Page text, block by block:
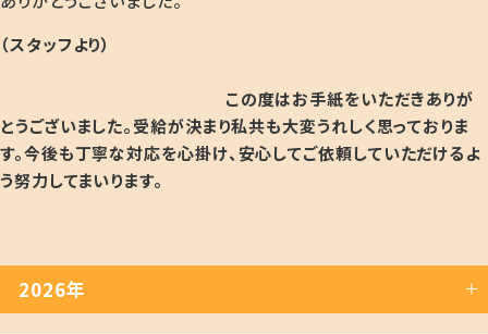
（スタッフより）
この度はお手紙をいただきありが
とうございました。受給が決まり私共も大変うれしく思っておりま
す。今後も丁寧な対応を心掛け、安心してご依頼していただけるよ
う努力してまいります。
2026年